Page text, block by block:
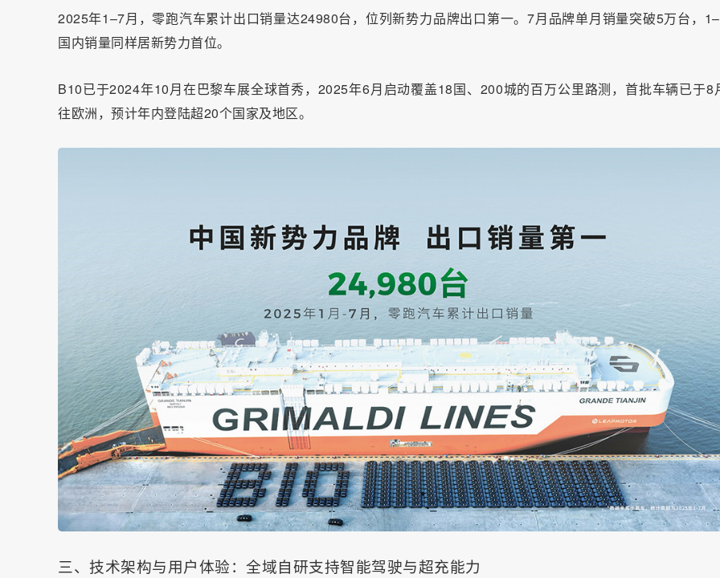
2025年1–7月，零跑汽车累计出口销量达24980台，位列新势力品牌出口第一。7月品牌单月销量突破5万台，
国内销量同样居新势力首位。
B10已于2024年10月在巴黎车展全球首秀，2025年6月启动覆盖18国、200城的百万公里路测，首批车辆已于8
往欧洲，预计年内登陆超20个国家及地区。
三、技术架构与用户体验：全域自研支持智能驾驶与超充能力